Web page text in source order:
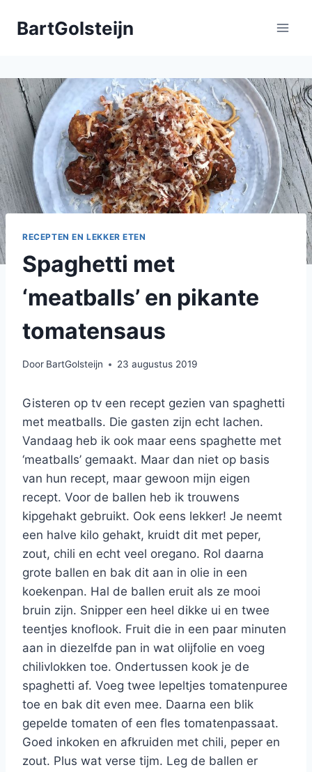
naarBartGolsteijn
RECEPTEN EN LEKKER ETEN
Spaghetti met
‘meatballs’ en pikante
tomatensaus
Door BartGolsteijn 23 augustus 2019
Gisteren op tv een recept gezien van spaghetti
met meatballs. Die gasten zijn echt lachen.
Vandaag heb ik ook maar eens spaghette met
‘meatballs’ gemaakt. Maar dan niet op basis
van hun recept, maar gewoon mijn eigen
recept. Voor de ballen heb ik trouwens
kipgehakt gebruikt. Ook eens lekker! Je neemt
een halve kilo gehakt, kruidt dit met peper,
zout, chili en echt veel oregano. Rol daarna
grote ballen en bak dit aan in olie in een
koekenpan. Hal de ballen eruit als ze mooi
bruin zijn. Snipper een heel dikke ui en twee
teentjes knoflook. Fruit die in een paar minuten
aan in diezelfde pan in wat olijfolie en voeg
chilivlokken toe. Ondertussen kook je de
spaghetti af. Voeg twee lepeltjes tomatenpuree
toe en bak dit even mee. Daarna een blik
gepelde tomaten of een fles tomatenpassaat.
Goed inkoken en afkruiden met chili, peper en
zout. Plus wat verse tijm. Leg de ballen er